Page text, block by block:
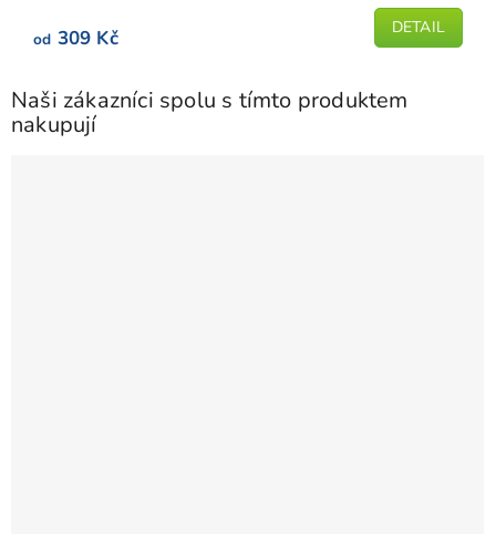
od 309 Kč DETAIL
Naši zákazníci spolu s tímto produktem
nakupují